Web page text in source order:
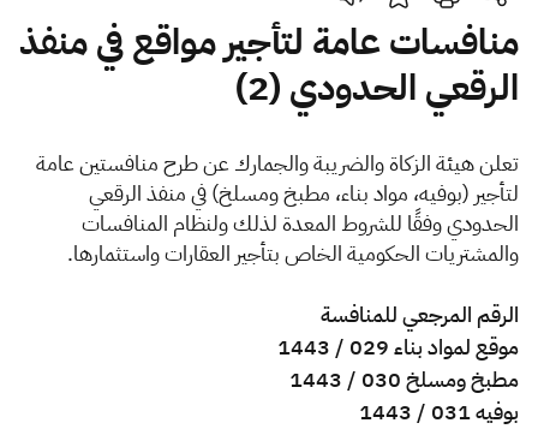
بحث بحث AI
اقتراحات
الزكاة الجمارك
ضريبة القيمة المضافة
الإقرار الضريبي
التصرفات العقارية
منافسات عامة لتأجير مواقع في منفذ
الرقعي الحدودي (2)
​​​​تعلن هيئة الزكاة والضريبة والجمارك عن طرح منافستين عامة
لتأجير (بوفيه، مواد بناء، مطبخ ومسلخ) في منفذ الرقعي
الحدودي وفقًا للشروط المعدة لذلك ولنظام المنافسات
والمشتريات الحكومية الخاص بتأجير العقارات واستثمارها.
الرقم المرجعي للمنافسة
موقع لمواد بناء 029 / 1443
مطبخ ومسلخ 030 / 1443
بوفيه 031 / 1443